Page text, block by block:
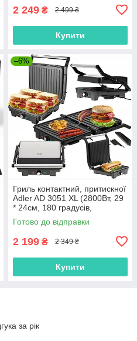
2 249 ₴ 2 499 ₴
Купити
–6%
Гриль контактний, притискної
Adler AD 3051 XL (2800Вт, 29
* 24см, 180 градусів,
Польща)
Готово до відправки
2 199 ₴ 2 349 ₴
Купити
за рік